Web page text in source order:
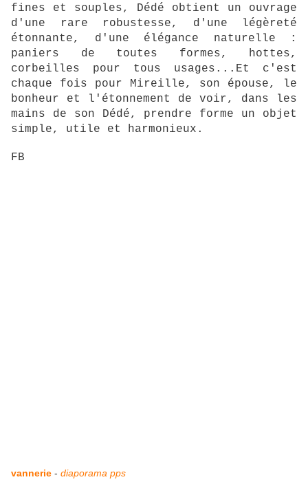
fines et souples, Dédé obtient un ouvrage
d'une rare robustesse, d'une légèreté
étonnante, d'une élégance naturelle :
paniers de toutes formes, hottes,
corbeilles pour tous usages...Et c'est
chaque fois pour Mireille, son épouse, le
bonheur et l'étonnement de voir, dans les
mains de son Dédé, prendre forme un objet
simple, utile et harmonieux.
FB
vannerie - diaporama pps